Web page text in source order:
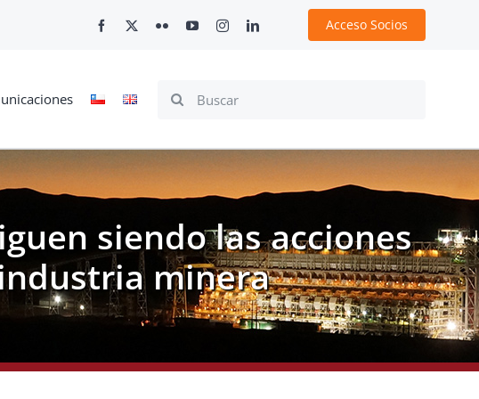
Acceso Socios
Search
siendo las acciones
minera